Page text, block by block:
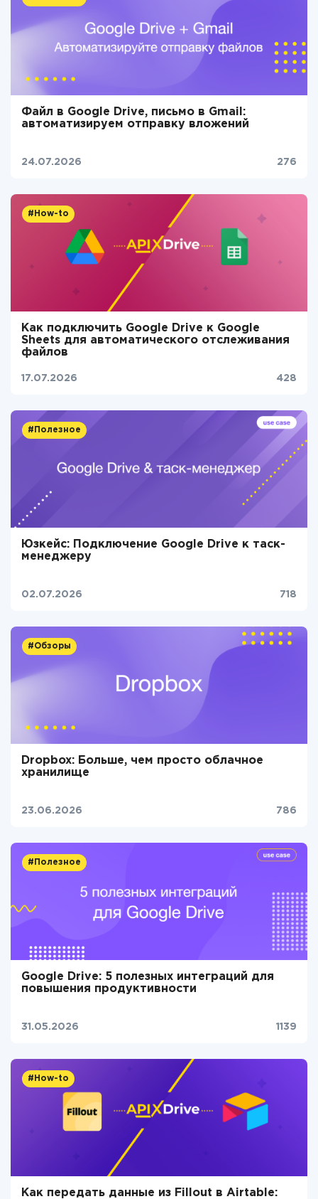
Файл в Google Drive, письмо в Gmail:
автоматизируем отправку вложений
24.07.2026 276
#How-to
Как подключить Google Drive к Google
Sheets для автоматического отслеживания
файлов
17.07.2026 428
#Полезное
Юзкейс: Подключение Google Drive к таск-
менеджеру
02.07.2026 718
#Обзоры
Dropbox: Больше, чем просто облачное
хранилище
23.06.2026 786
#Полезное
Google Drive: 5 полезных интеграций для
повышения продуктивности
31.05.2026 1139
#How-to
Как передать данные из Fillout в Airtable: